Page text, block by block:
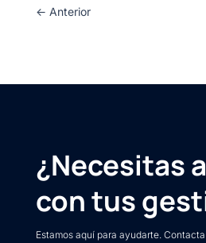
← Anterior
¿Necesitas
con tus
Estamos aquí para ayudarte.